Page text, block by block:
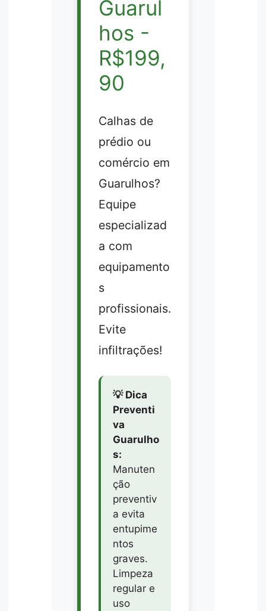
Guarul
hos -
R$199,
90
Calhas de
prédio ou
comércio em
Guarulhos?
Equipe
especializad
a com
equipamento
s
profissionais.
Evite
infiltrações!
💡 Dica
Preventi
va
Guarulho
s:
Manuten
ção
preventiv
a evita
entupime
ntos
graves.
Limpeza
regular e
uso